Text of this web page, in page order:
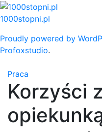
Skip
to
1000stopni.pl
Proudly powered by
Profoxstudio.
Praca
Korzyści